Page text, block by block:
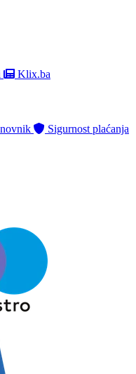
Klix.ba
Sigurnost plaćanja